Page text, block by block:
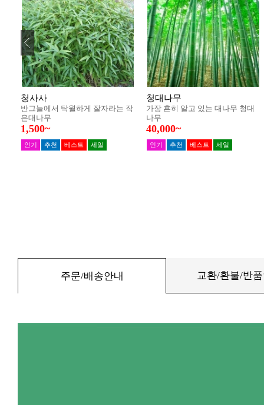
주문/배송안내 교환/환불/반